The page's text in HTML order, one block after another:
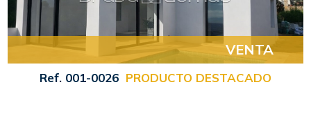
VENTA
Ref. 001-0026 PRODUCTO DESTACADO